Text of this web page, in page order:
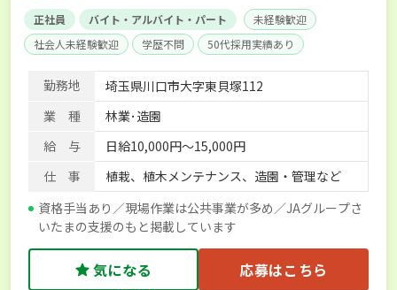
正社員 バイト・アルバイト・パート
未経験歓迎
社会人未経験歓迎
学歴不問
50代採用実績あり
内定まで最短1週間
残業月20時間以内
賞与実績あり
経験者優遇
社会保険完備
勤務地
埼玉県川口市大字東貝塚112
業 種
林業･造園
給 与
日給10,000円～15,000円
仕 事
植栽、植木メンテナンス、造園・管理など
資格手当あり／現場作業は公共事業が多め／JAグループさ
いたまの支援のもと掲載しています
気になる 応募はこちら